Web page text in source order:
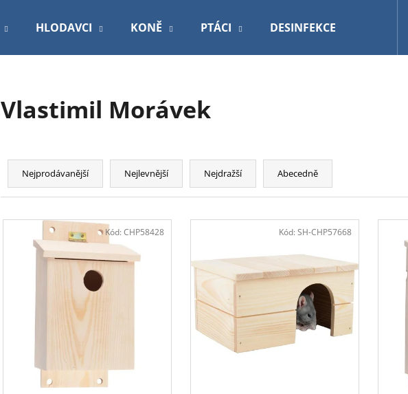
HLODAVCI KONĚ PTÁCI DESINFEKCE
Vlastimil Morávek
Ř
z
Nejprodávanější Nejlevnější Nejdražší Abecedně
V
Kód:CHP58428 Kód: SH-CHP57668
Doporučujeme
PODLOŽKA 60X90CM MY FRIEND BAL ROYAL CANIN VETERINARY CAT
GASTROINTESTINAL GRAVY KAPSIČKY
12X85 G
292 Kč